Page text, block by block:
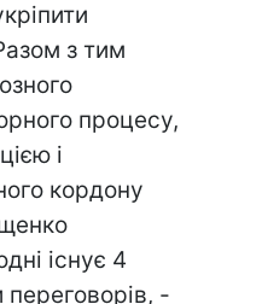
з тим
процесу,
і
кордону
існує 4
-